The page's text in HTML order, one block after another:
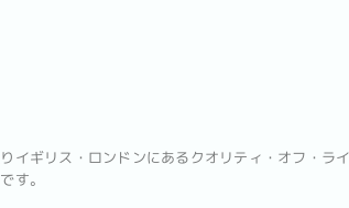
イギリス・ロンドンにあるクオリティ・オフ・ラ
す。